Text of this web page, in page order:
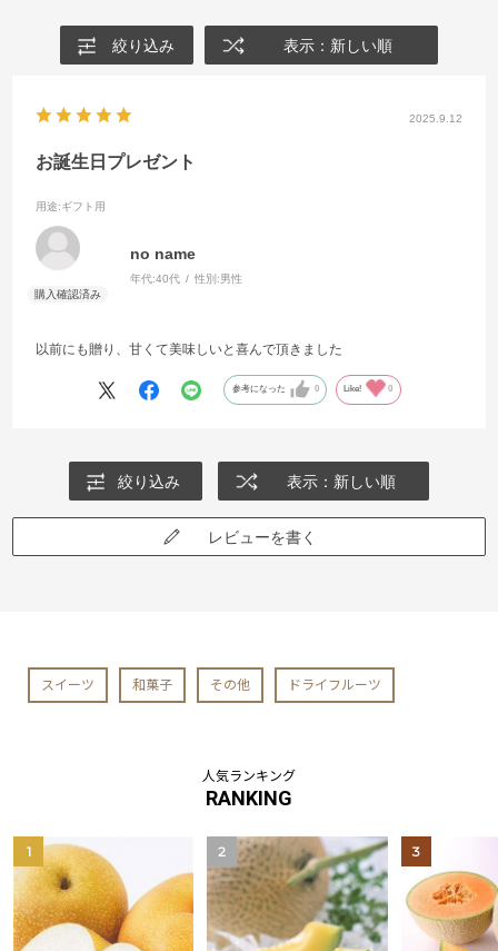
絞り込み 表示：新しい順
2025.9.12
お誕生日プレゼント
用途:ギフト用
no name
年代:40代 性別:男性
以前にも贈り、甘くて美味しいと喜んで頂きました
参考になった 0 Like! 0
絞り込み 表示：新しい順
レビューを書く
スイーツ 和菓子 その他 ドライフルーツ
人気ランキング
RANKING
1 2 3